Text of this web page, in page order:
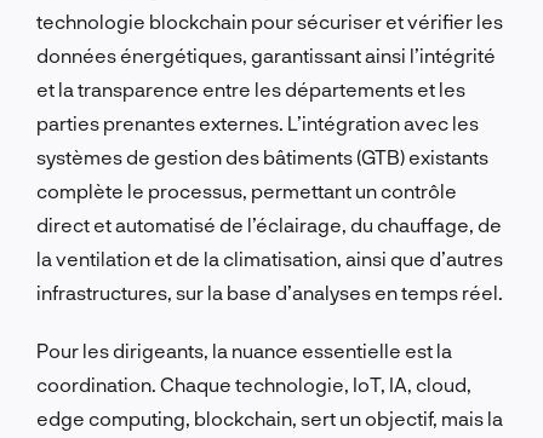
technologie blockchain pour sécuriser et vérifier les
données énergétiques, garantissant ainsi l’intégrité
et la transparence entre les départements et les
parties prenantes externes. L’intégration avec les
systèmes de gestion des bâtiments (GTB) existants
complète le processus, permettant un contrôle
direct et automatisé de l’éclairage, du chauffage, de
la ventilation et de la climatisation, ainsi que d’autres
infrastructures, sur la base d’analyses en temps réel.
Pour les dirigeants, la nuance essentielle est la
coordination. Chaque technologie, IoT, IA, cloud,
edge computing, blockchain, sert un objectif, mais la